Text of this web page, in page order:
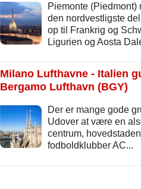
Piemonte
den nordvestligste
op til Frankrig og
Ligurien og Aosta
Milano Lufthavne - Italien
Bergamo Lufthavn (BGY)
Der er mange gode
Udover at være en
centrum,
fodboldklubber AC...